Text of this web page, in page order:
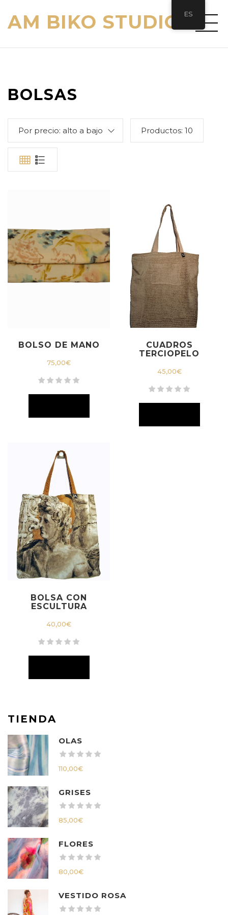
AM BIKO STUDIO
BOLSAS
Por precio: alto a bajo Productos: 10
BOLSO DE MANO
75,00€
CUADROS
TERCIOPELO
45,00€
BOLSA CON
ESCULTURA
40,00€
TIENDA
OLAS
110,00€
GRISES
85,00€
FLORES
80,00€
VESTIDO ROSA
ES